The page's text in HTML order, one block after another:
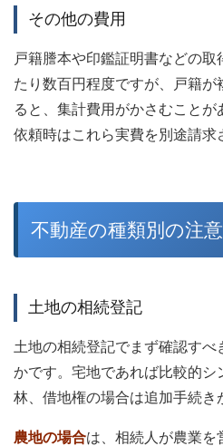
その他の費用
戸籍謄本や印鑑証明書などの
たり数百円程度ですが、戸籍
ると、集計費用がかさむこと
依頼時はこれら実費を別途請求
不動産の種類別の注
土地の相続登記
土地の相続登記でまず確認すべ
かです。宅地であれば比較的シ
林、借地権の場合は追加手続き
農地の場合は、相続人が農業を